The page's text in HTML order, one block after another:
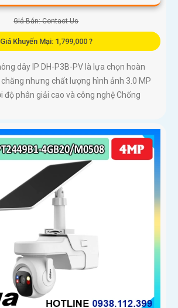
Giá Bán: Contact Us
Giá Khuyến Mại: 1,799,000 ?
dây IP DH-P3B-PV là lựa chọn hoàn
nhưng chất lượng hình ảnh 3.0 MP
độ phân giải cao và công nghệ Chống